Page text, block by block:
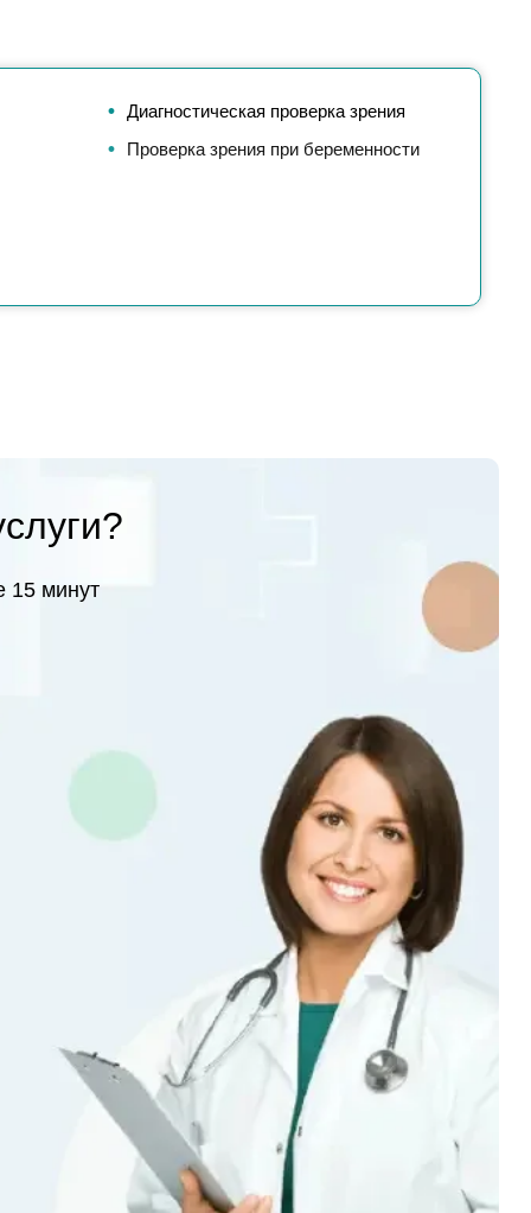
Диагностическая проверка зрения
Проверка зрения при беременности
15 минут